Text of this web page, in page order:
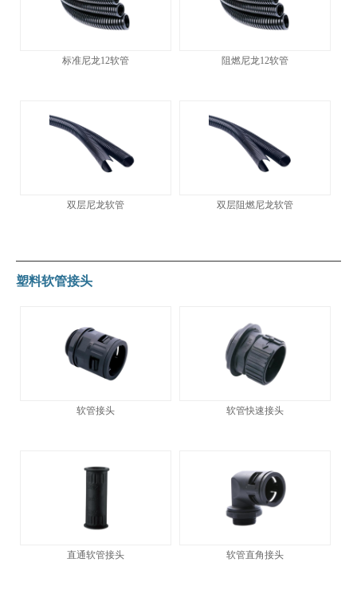
标准尼龙12软管 阻燃尼龙12软管
双层尼龙软管 双层阻燃尼龙软管
塑料软管接头
软管接头 软管快速接头
直通软管接头 软管直角接头